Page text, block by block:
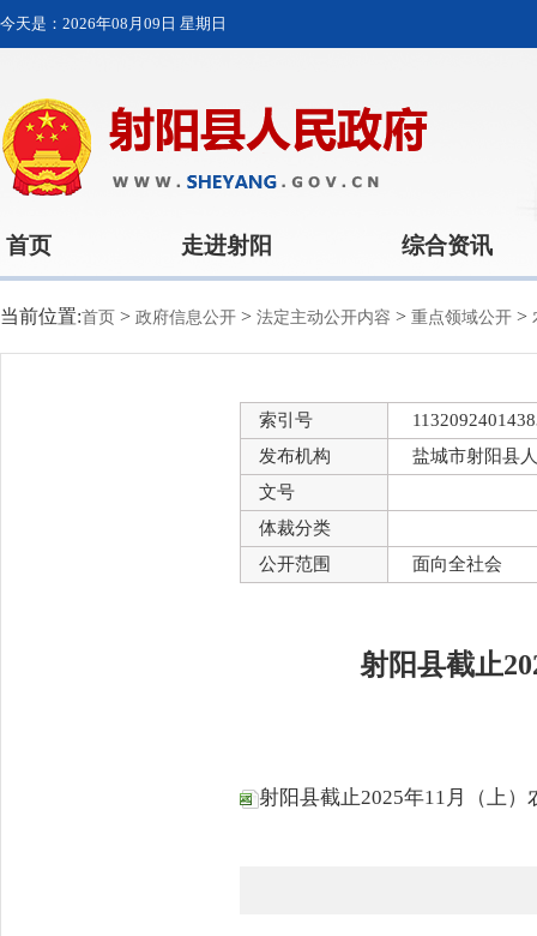
今天是： 2026年08月09日 星期日
首页 走进射阳 综合资讯
当前位置:首页 > 政府信息公开 > 法定主动公开内容 > 重点领域公开 >
索引号
发布机构
盐城市射阳县
文号
体裁分类
公开范围
面向全社会
射阳县截止
射阳县截止2025年11月（上